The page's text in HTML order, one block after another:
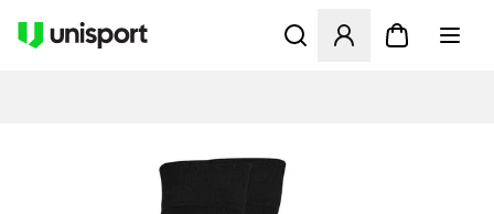
Öffnet ein Fenster zum